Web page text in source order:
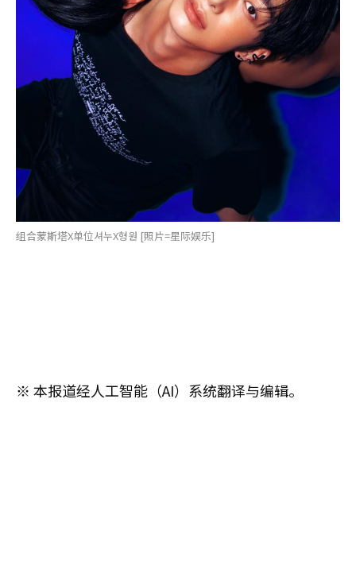
组合蒙斯塔X单位셔누X형원 [照片=星际娱乐]
※ 本报道经人工智能（AI）系统翻译与编辑。